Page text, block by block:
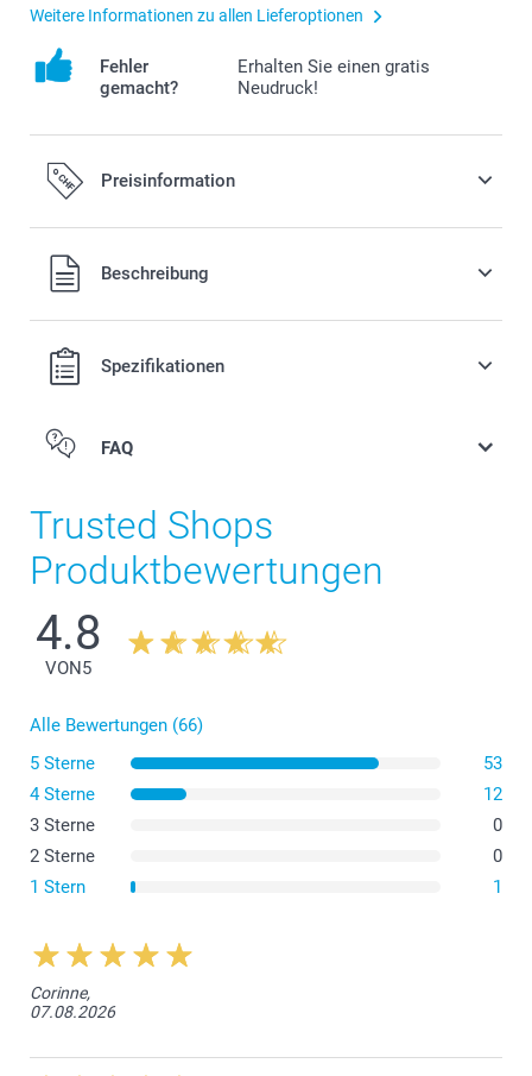
Weitere Informationen zu allen Lieferoptionen
Fehler
gemacht?
Erhalten Sie einen gratis
Neudruck!
Preisinformation
Alle Preise verstehen sich in Schweizer Franken (CHF) inkl.
MwSt. und zzgl. Versandkosten.
Beschreibung
Spezifikationen
FAQ
Trusted Shops
Produktbewertungen
4.8
VON5
Alle Bewertungen (66)
5 Sterne
53
4 Sterne
12
3 Sterne
0
2 Sterne
0
1 Stern
1
Corinne,
07.08.2026